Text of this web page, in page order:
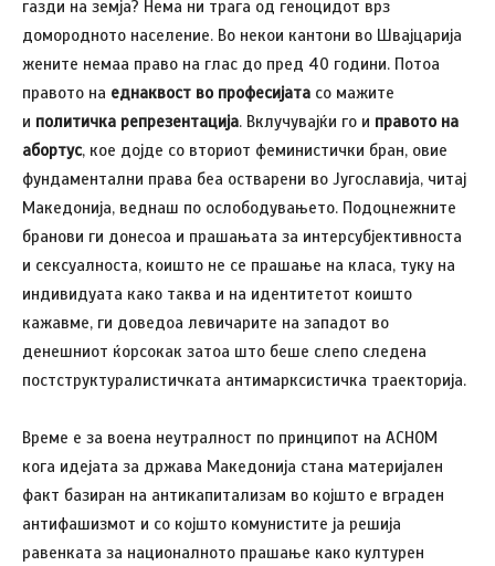
газди на земја? Нема ни трага од геноцидот врз
домородното население. Во некои кантони во Швајцарија
жените немаа право на глас до пред 40 години. Потоа
правото на еднаквост во професијата со мажите
и политичка репрезентација. Вклучувајќи го и правото на
абортус, кое дојде со вториот феминистички бран, овие
фундаментални права беа остварени во Југославија, читај
Македонија, веднаш по ослободувањето. Подоцнежните
бранови ги донесоа и прашањата за интерсубјективноста
и сексуалноста, коишто не се прашање на класа, туку на
индивидуата како таква и на идентитетот коишто
кажавме, ги доведоа левичарите на западот во
денешниот ќорсокак затоа што беше слепо следена
постструктуралистичката антимарксистичка траекторија.
Време е за воена неутралност по принципот на АСНОМ
кога идејата за држава Македонија стана материјален
факт базиран на антикапитализам во којшто е вграден
антифашизмот и со којшто комунистите ја решија
равенката за националното прашање како културен